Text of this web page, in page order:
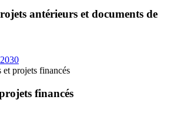
antérieurs et documents de
et projets financés
financés